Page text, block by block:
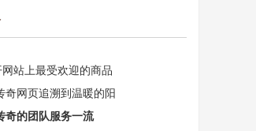
站上最受欢迎的商品
奇网页追溯到温暖的阳
奇的团队服务一流